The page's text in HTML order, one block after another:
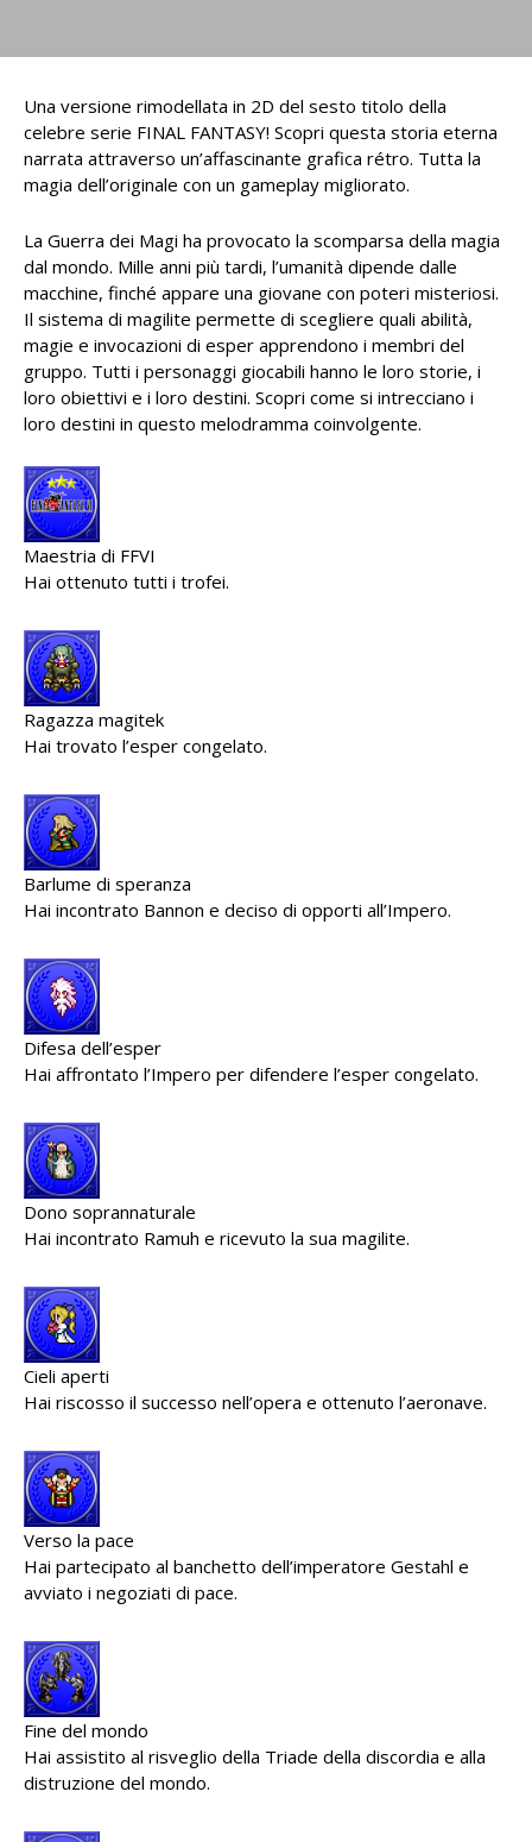
Una versione rimodellata in 2D del sesto titolo della
celebre serie FINAL FANTASY! Scopri questa storia eterna
narrata attraverso un’affascinante grafica rétro. Tutta la
magia dell’originale con un gameplay migliorato.
La Guerra dei Magi ha provocato la scomparsa della magia
dal mondo. Mille anni più tardi, l’umanità dipende dalle
macchine, finché appare una giovane con poteri misteriosi.
Il sistema di magilite permette di scegliere quali abilità,
magie e invocazioni di esper apprendono i membri del
gruppo. Tutti i personaggi giocabili hanno le loro storie, i
loro obiettivi e i loro destini. Scopri come si intrecciano i
loro destini in questo melodramma coinvolgente.
Maestria di FFVI
Hai ottenuto tutti i trofei.
Ragazza magitek
Hai trovato l’esper congelato.
Barlume di speranza
Hai incontrato Bannon e deciso di opporti all’Impero.
Difesa dell’esper
Hai affrontato l’Impero per difendere l’esper congelato.
Dono soprannaturale
Hai incontrato Ramuh e ricevuto la sua magilite.
Cieli aperti
Hai riscosso il successo nell’opera e ottenuto l’aeronave.
Verso la pace
Hai partecipato al banchetto dell’imperatore Gestahl e
avviato i negoziati di pace.
Fine del mondo
Hai assistito al risveglio della Triade della discordia e alla
distruzione del mondo.